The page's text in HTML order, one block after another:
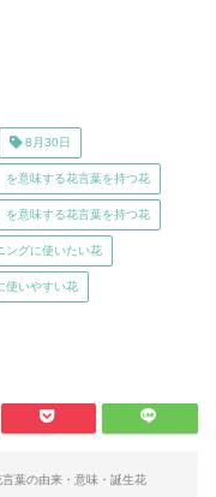
8月30日
を意味する花言葉を持つ花
を意味する花言葉を持つ花
ングに使いたい花
使いやすい花
葉の由来・意味・誕生花